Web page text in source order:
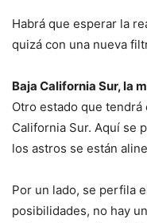
Habrá que esperar la
quizá con una nueva
Baja California Sur, la
Otro estado que
California Sur. Aquí se
los astros se están
Por un lado, se perfila
posibilidades, no hay